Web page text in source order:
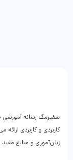
سفیرمگ رسانه آموزشی
کاربردی و کاربردی
زبان‌آموزی و منابع